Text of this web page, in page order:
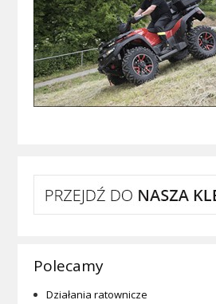
Polecamy
Działania ratownicze